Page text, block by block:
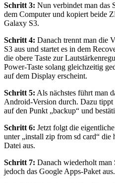
Schritt 3: Nun verbindet man das
dem Computer und kopiert beide
Galaxy S3.
Schritt 4: Danach trennt man die
S3 aus und startet es in dem
die obere Taste zur
Power-Taste solang gleichzeitig
auf dem Display erscheint.
Schritt 5: Als nächstes führt man
Android-Version durch. Dazu tippt
auf den Punkt „backup“ und
Schritt 6: Jetzt folgt die
unter „install zip from sd card“
Datei aus.
Schritt 7: Danach wiederholt man
jedoch das Google Apps-Paket aus.